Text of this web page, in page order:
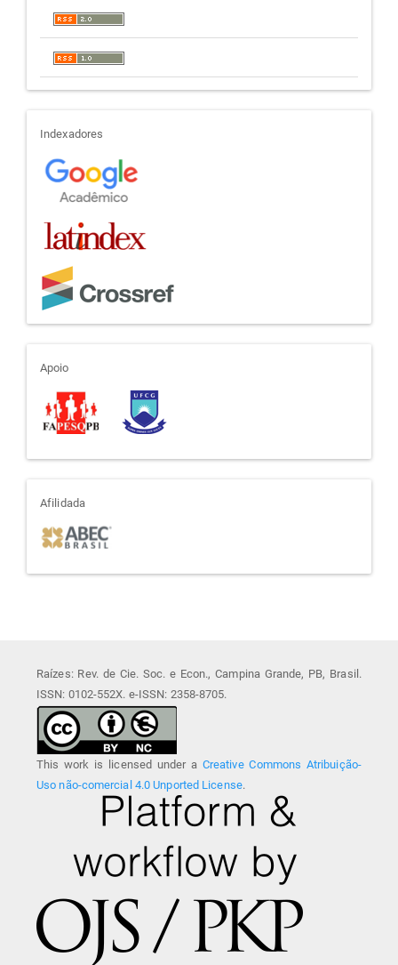
indexadores
Indexadores
apoio
Apoio
afiliada
Afilidada
Raízes: Rev. de Cie. Soc. e Econ., Campina Grande, PB, Brasil.
ISSN: 0102-552X. e-ISSN: 2358-8705.
This work is licensed under a Creative Commons Atribuição-
Uso não-comercial 4.0 Unported License.